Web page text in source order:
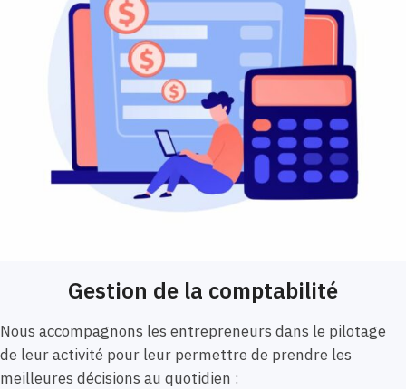
Gestion de la comptabilité
Nous accompagnons les entrepreneurs dans le pilotage
de leur activité pour leur permettre de prendre les
meilleures décisions au quotidien :